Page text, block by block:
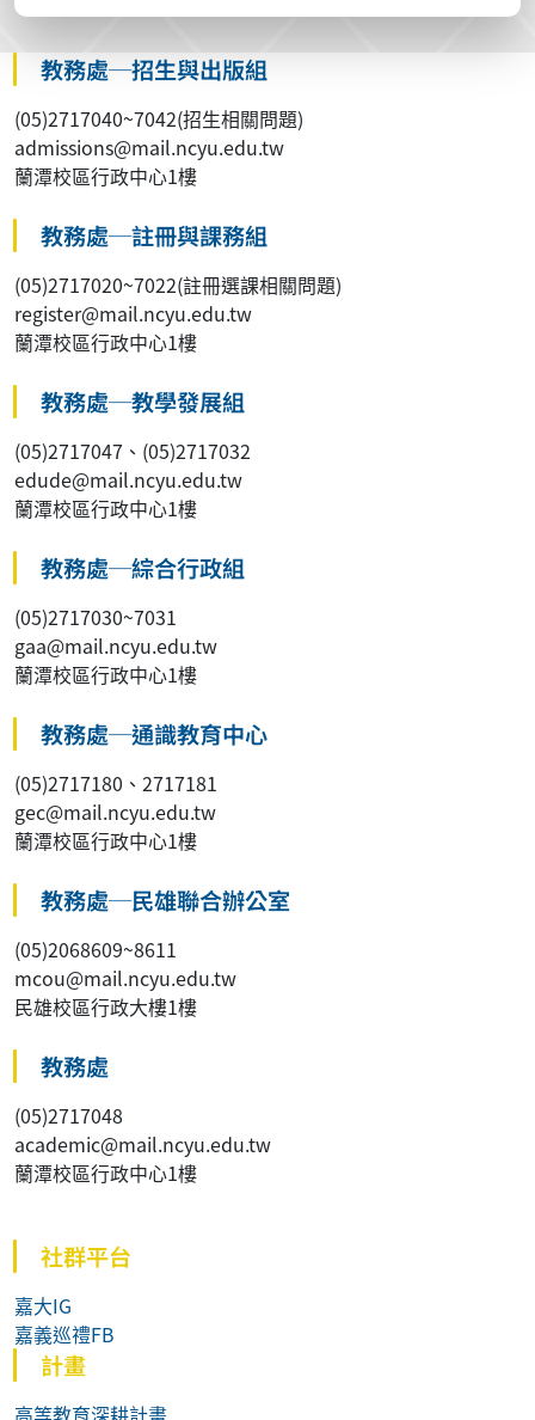
教務處─招生與出版組
(05)2717040~7042(招生相關問題)
admissions@mail.ncyu.edu.tw
蘭潭校區行政中心1樓
教務處─註冊與課務組
(05)2717020~7022(註冊選課相關問題)
register@mail.ncyu.edu.tw
蘭潭校區行政中心1樓
教務處─教學發展組
(05)2717047、(05)2717032
edude@mail.ncyu.edu.tw
蘭潭校區行政中心1樓
教務處─綜合行政組
(05)2717030~7031
gaa@mail.ncyu.edu.tw
蘭潭校區行政中心1樓
教務處─通識教育中心
(05)2717180、2717181
gec@mail.ncyu.edu.tw
蘭潭校區行政中心1樓
教務處─民雄聯合辦公室
(05)2068609~8611
mcou@mail.ncyu.edu.tw
民雄校區行政大樓1樓
教務處
(05)2717048
academic@mail.ncyu.edu.tw
蘭潭校區行政中心1樓
社群平台
嘉大IG
嘉義巡禮FB
計畫
高等教育深耕計畫